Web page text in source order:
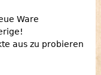
Ware
aus zu probieren